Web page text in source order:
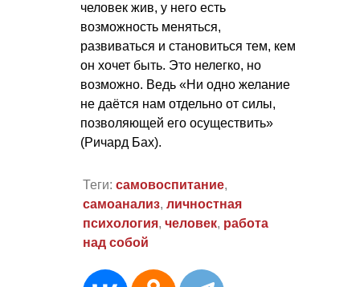
человек жив, у него есть
возможность меняться,
развиваться и становиться тем, кем
он хочет быть. Это нелегко, но
возможно. Ведь «Ни одно желание
не даётся нам отдельно от силы,
позволяющей его осуществить»
(Ричард Бах).
Теги: самовоспитание,
самоанализ, личностная
психология, человек, работа
над собой